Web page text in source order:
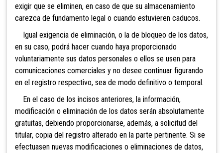
exigir que se eliminen, en caso de que su almacenamiento
carezca de fundamento legal o cuando estuvieren caducos.
Igual exigencia de eliminación, o la de bloqueo de los datos,
en su caso, podrá hacer cuando haya proporcionado
voluntariamente sus datos personales o ellos se usen para
comunicaciones comerciales y no desee continuar figurando
en el registro respectivo, sea de modo definitivo o temporal.
En el caso de los incisos anteriores, la información,
modificación o eliminación de los datos serán absolutamente
gratuitas, debiendo proporcionarse, además, a solicitud del
titular, copia del registro alterado en la parte pertinente. Si se
efectuasen nuevas modificaciones o eliminaciones de datos,